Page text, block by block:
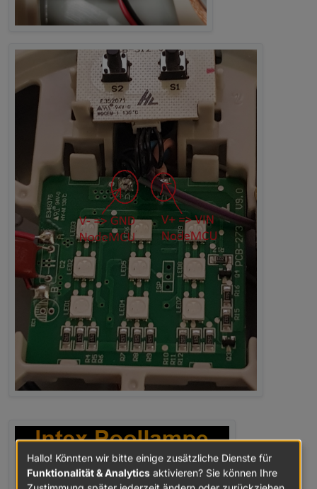
Hallo! Könnten wir bitte einige zusätzliche Dienste für
Funktionalität & Analytics aktivieren? Sie können Ihre